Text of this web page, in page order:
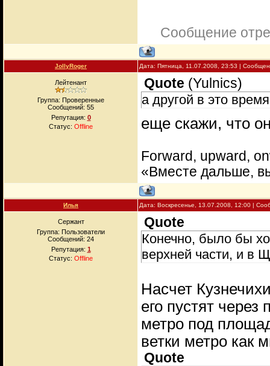
Сообщение
JollyRoger Дата: Пятница, 11.07.2008, 23:53 |
Лейтенант
Группа: Проверенные
Сообщений: 55
Репутация: 0
Статус: Offline
Quote (Yulnics)
а другой в это
еще скажи, что
Forward, upward,
«Вместе дальше,
Илья Дата: Воскресенье, 13.07.2008, 12:00 |
Сержант
Группа: Пользователи
Сообщений: 24
Репутация: 1
Статус: Offline
Quote
Конечно, было бы
верхней части, и в
Насчет
его пустят
метро под
ветки метро как
Quote